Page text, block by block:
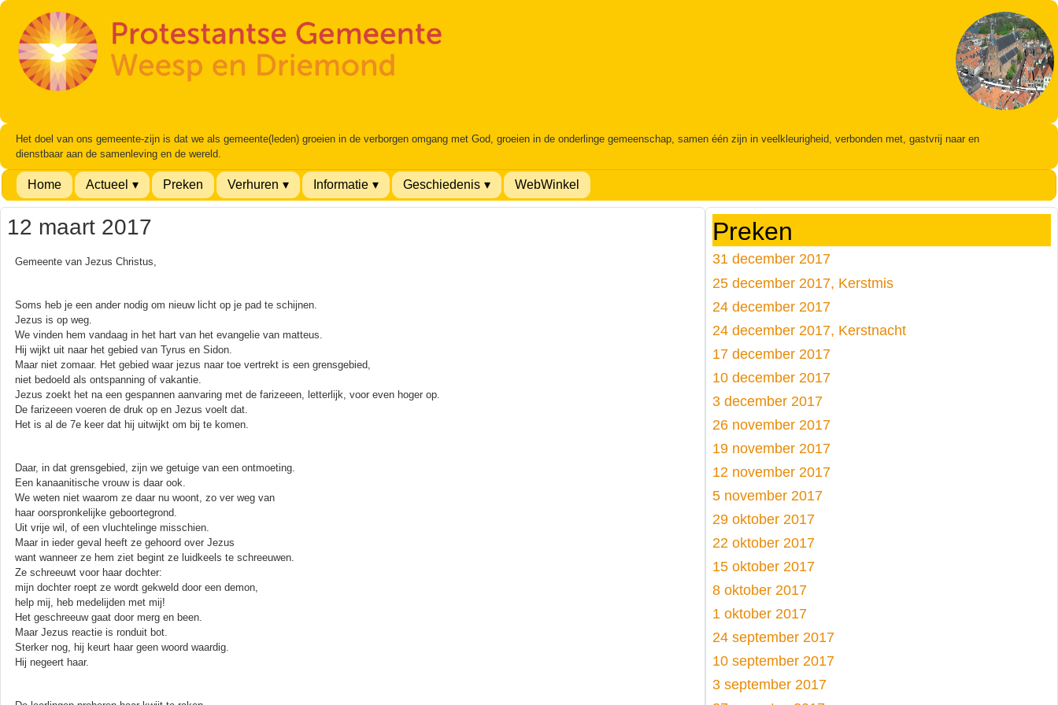
Het doel van ons gemeente-zijn is dat we als gemeente(leden) groeien in de verborgen omgang met God, groeien in de onderlinge gemeenschap, samen één zijn in veelkleurigheid, verbonden met, gastvrij naar en
dienstbaar aan de samenleving en de wereld.
Home Actueel Preken Verhuren Informatie Geschiedenis WebWinkel
12 maart 2017
Gemeente van Jezus Christus,
Soms heb je een ander nodig om nieuw licht op je pad te schijnen.
Jezus is op weg.
We vinden hem vandaag in het hart van het evangelie van matteus.
Hij wijkt uit naar het gebied van Tyrus en Sidon.
Maar niet zomaar. Het gebied waar jezus naar toe vertrekt is een grensgebied,
niet bedoeld als ontspanning of vakantie.
Jezus zoekt het na een gespannen aanvaring met de farizeeen, letterlijk, voor even hoger op.
De farizeeen voeren de druk op en Jezus voelt dat.
Het is al de 7e keer dat hij uitwijkt om bij te komen.
Daar, in dat grensgebied, zijn we getuige van een ontmoeting.
Een kanaanitische vrouw is daar ook.
We weten niet waarom ze daar nu woont, zo ver weg van
haar oorspronkelijke geboortegrond.
Uit vrije wil, of een vluchtelinge misschien.
Maar in ieder geval heeft ze gehoord over Jezus
want wanneer ze hem ziet begint ze luidkeels te schreeuwen.
Ze schreeuwt voor haar dochter:
mijn dochter roept ze wordt gekweld door een demon,
help mij, heb medelijden met mij!
Het geschreeuw gaat door merg en been.
Maar Jezus reactie is ronduit bot.
Sterker nog, hij keurt haar geen woord waardig.
Hij negeert haar.
Preken
31 december 2017
25 december 2017, Kerstmis
24 december 2017
24 december 2017, Kerstnacht
17 december 2017
10 december 2017
3 december 2017
26 november 2017
19 november 2017
12 november 2017
5 november 2017
29 oktober 2017
22 oktober 2017
15 oktober 2017
8 oktober 2017
1 oktober 2017
24 september 2017
10 september 2017
3 september 2017